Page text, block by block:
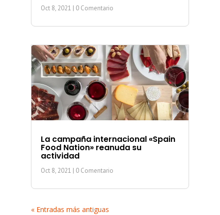
Oct 8, 2021 | 0 Comentario
La campaña internacional «Spain
Food Nation» reanuda su
actividad
Oct 8, 2021 | 0 Comentario
« Entradas más antiguas